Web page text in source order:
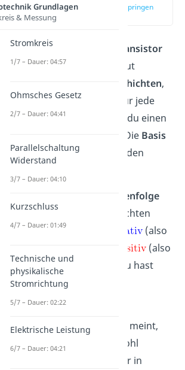
zur Stelle im Video springen
Du kannst dir den
NPN Transistor
wie ein Sandwich aufgebaut
drei Schichten,
die übereinanderliegen. Für jede
dieser drei Schichten hast du einen
Anschluss nach draußen: Die Basis
(B), denKollektor
(C) und den
Reihenfolge
derDotierung
dieser Schichten
mitgeteilt:
steht für
(also
(also
p-Dotierung). Das heißt, du hast
zweip-n-Übergänge
Der NPN Transistor ist ein
Bipolartransistor.
meint,
dass für die Funktion sowohl
als auch Löcher in
Grundlagen
& Messung
Stromkreis
1/7 – Dauer: 04:57
Ohmsches Gesetz
2/7 – Dauer: 04:41
Parallelschaltung
Widerstand
3/7 – Dauer: 04:10
Kurzschluss
4/7 – Dauer: 01:49
Technische und
physikalische
Stromrichtung
5/7 – Dauer: 02:22
Elektrische Leistung
6/7 – Dauer: 04:21